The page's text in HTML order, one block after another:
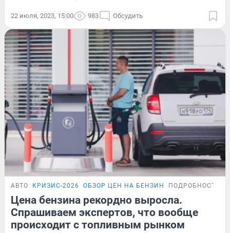
22 июля, 2023, 15:00 983 Обсудить
АВТО КРИЗИС-2026 ОБЗОР ЦЕН НА БЕНЗИН ПОДРОБНОСТИ
Цена бензина рекордно выросла.
Спрашиваем экспертов, что вообще
происходит с топливным рынком